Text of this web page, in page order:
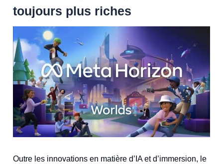
toujours plus riches
Outre les innovations en matière d’IA et d’immersion, le